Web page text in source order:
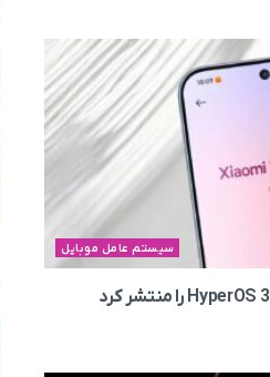
سیستم عامل موبایل